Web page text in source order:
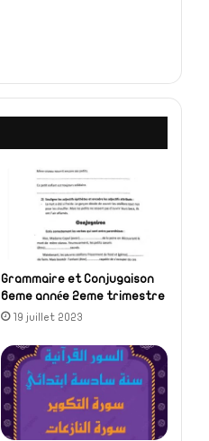
Grammaire et Conjugaison
6eme année 2eme trimestre
19 juillet 2023